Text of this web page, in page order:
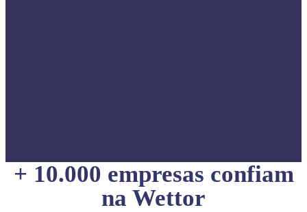
+ 10.000 empresas confiam
na Wettor